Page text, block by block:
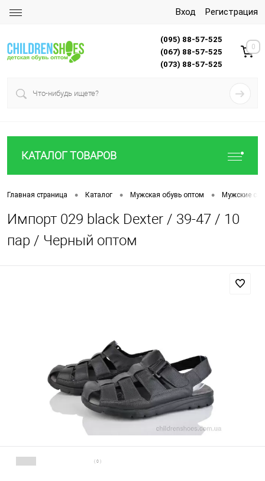
Вход Регистрация
(095) 88-57-525
(067) 88-57-525
(073) 88-57-525
0
КАТАЛОГ ТОВАРОВ
Главная страница • Каталог • Мужская обувь оптом • Мужские
Импорт 029 black Dexter / 39-47 / 10
пар / Черный оптом
( 0 )